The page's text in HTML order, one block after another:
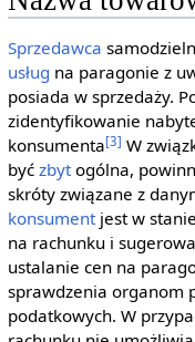
Sprzedawca
usług na paragonie z
posiada w sprzedaży.
zidentyfikowanie
konsumenta[3] W
być zbytogólna,
skróty związane z
konsumentjest w
na rachunku i
ustalanie cen na
sprawdzenia organom
podatkowych. W